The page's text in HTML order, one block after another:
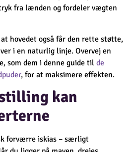
fra lænden og fordeler vægten
hovedet også får den rette støtte,
i en naturlig linje. Overvej en
som dem i denne guide til de
, for at maksimere effekten.
kan
forværre iskias – særligt